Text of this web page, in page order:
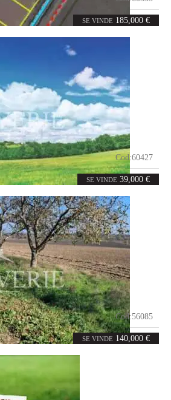
SE VINDE 185,000 €
55ari
SE VINDE 39,000 €
Cod:60427
20ari
SE VINDE 140,000 €
Cod:56085
1340ari